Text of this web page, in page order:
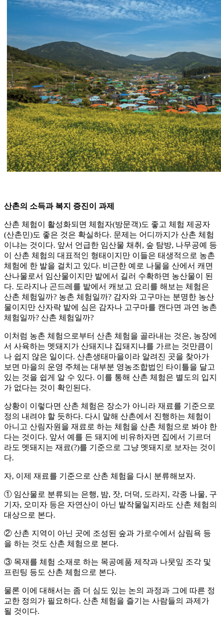
산촌의 소득과 복지 증진이 과제
산촌 체험이 활성화되면 체험자(방문객)도 좋고 체험 제공자
(산촌민)도 좋은 것은 확실하다. 문제는 어디까지가 산촌 체험
이냐는 것이다. 앞서 언급한 임산물 채취, 숲 탐방, 나무공예 등
이 산촌 체험의 대표적인 형태이지만 이들은 태생적으로 농촌
체험에 한 발을 걸치고 있다. 비근한 예로 나물을 산에서 캐면
산나물로서 임산물이지만 밭에서 길러 수확하면 농산물이 된
다. 도라지나 곤드레를 밭에서 캐보고 요리를 해보는 체험은
산촌 체험일까? 농촌 체험일까? 감자와 고구마는 분명한 농산
물이지만 산자락 밭에 심은 감자나 고구마를 캔다면 과연 농촌
체험일까? 산촌 체험일까?
이처럼 농촌 체험으로부터 산촌 체험을 골라내는 것은, 농장에
서 사육하는 멧돼지가 산돼지냐 집돼지냐를 가르는 것만큼이
나 쉽지 않은 일이다. 산촌생태마을이라 알려진 곳을 찾아가
보면 마을의 운영 주체는 대부분 영농조합법인 타이틀을 달고
있는 것을 쉽게 알 수 있다. 이를 통해 산촌 체험은 별도의 입지
가 없다는 것이 확인된다.
상황이 이렇다면 산촌 체험은 장소가 아니라 재료를 기준으로
정의 내려야 할 듯하다. 다시 말해 산촌에서 진행하는 체험이
아니고 산림자원을 재료로 하는 체험을 산촌 체험으로 봐야 한
다는 것이다. 앞서 예를 든 돼지에 비유하자면 집에서 기르더
라도 멧돼지는 재료(?)를 기준으로 그냥 멧돼지로 보자는 것이
다.
자, 이제 재료를 기준으로 산촌 체험을 다시 분류해보자.
① 임산물로 분류되는 은행, 밤, 잣, 더덕, 도라지, 각종 나물, 구
기자, 오미자 등은 자연산이 아닌 밭작물일지라도 산촌 체험의
대상으로 본다.
② 산촌 지역이 아닌 곳에 조성된 숲과 가로수에서 삼림욕 등
을 하는 것도 산촌 체험으로 본다.
③ 목재를 체험 소재로 하는 목공예품 제작과 나뭇잎 조각 및
프린팅 등도 산촌 체험으로 본다.
물론 이에 대해서는 좀 더 심도 있는 논의 과정과 그에 따른 정
교한 정의가 필요하다. 산촌 체험을 즐기는 사람들의 과제가
될 것이다.